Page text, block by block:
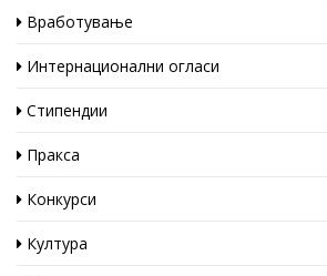
Вработување
Интернационални огласи
Стипендии
Пракса
Конкурси
Култура